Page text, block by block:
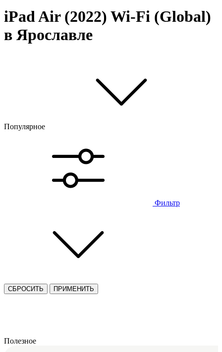
iPad Air (2022) Wi-Fi (Global)
в Ярославле
Популярное
Фильтр
СБРОСИТЬ ПРИМЕНИТЬ
Полезное